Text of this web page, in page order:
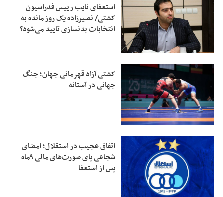
استعفای نایب رییس فدراسیون
کشتی/ نصیرزاده یک روز مانده به
انتخابات بدنسازی تایید می‌شود؟
کشتی آزاد قهرمانی جهان؛ جنگ
جهانی در آستانه
اتفاق عجیب در استقلال؛ امضای
شجاعی پای صورت‌های مالی ٩ماه
پس از استعفا